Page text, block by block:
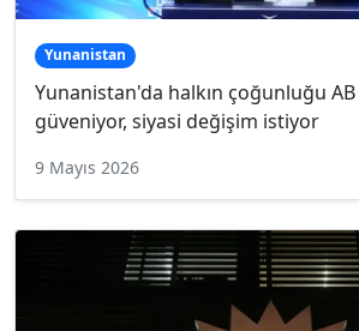
Yunanistan
Yunanistan'da halkın çoğunluğu AB
güveniyor, siyasi değişim istiyor
9 Mayıs 2026